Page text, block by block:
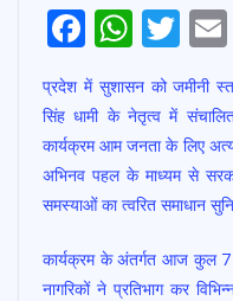
F
ac
e
b
o
o
k
W
at
s
A
p
p
T
w
itt
er
प्रदेश में सुशासन को जमीनी
सिंह धामी के नेतृत्व में
कार्यक्रम आम जनता के लिए
अभिनव पहल के माध्यम से
समस्याओं का त्वरित समाधान
कार्यक्रम के अंतर्गत आज कुल 7
नागरिकों ने प्रतिभाग कर